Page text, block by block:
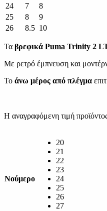
24
7
8
25
8
9
26
8.5 10
Τα βρεφικά Puma Trinity 2
Με ρετρό έμπνευση και
Το άνω μέρος από πλέγμα
Η αναγραφόμενη τιμή
Νούμερο
20
21
22
23
24
25
26
27